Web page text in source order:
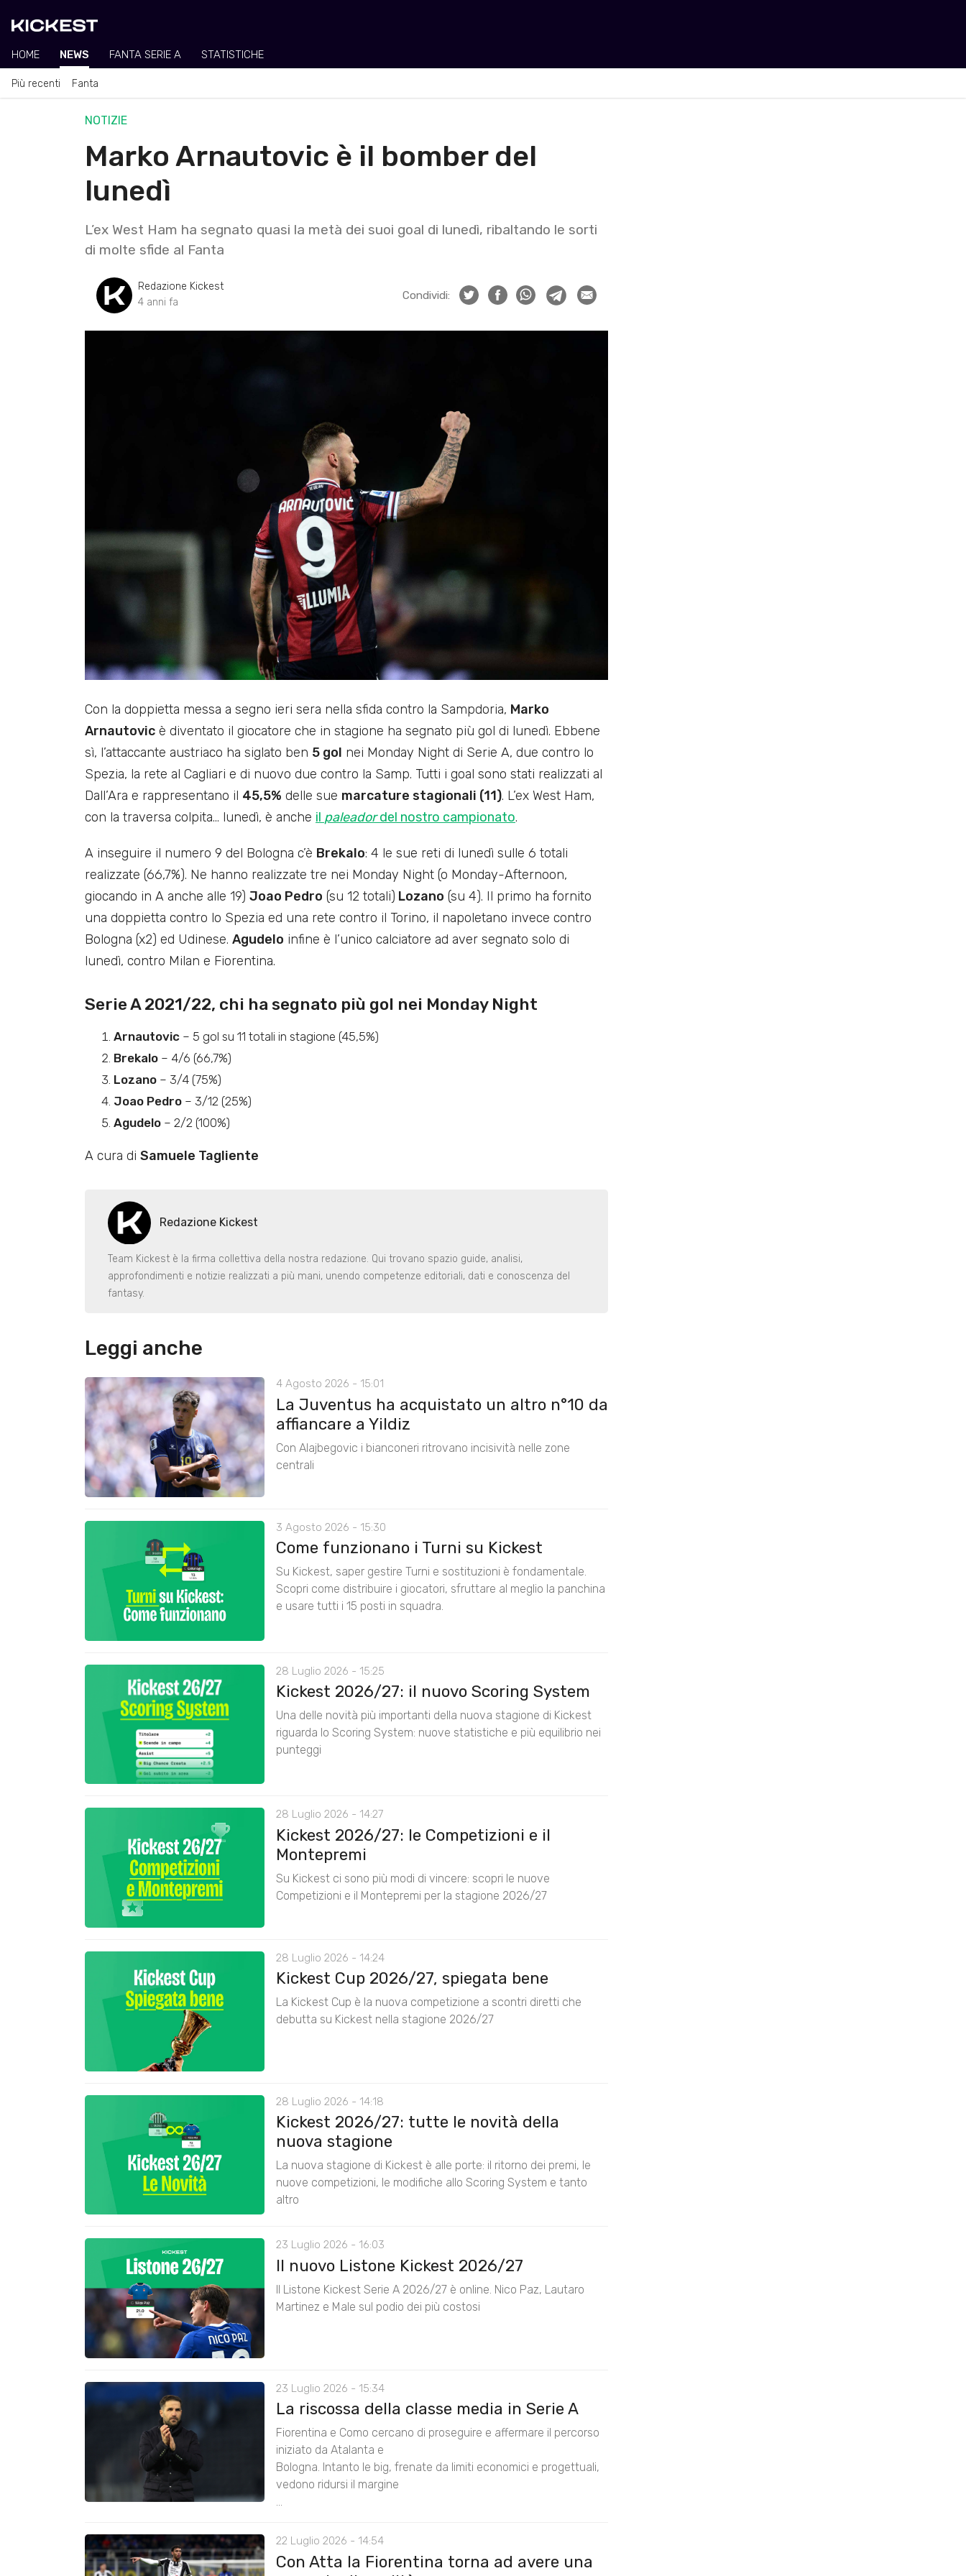
HOME NEWS FANTA SERIE A STATISTICHE
Più recenti Fanta
NOTIZIE
Marko Arnautovic è il bomber del
lunedì
L’ex West Ham ha segnato quasi la metà dei suoi goal di lunedì, ribaltando le sorti
di molte sfide al Fanta
Redazione Kickest
4 anni fa
Condividi:
Con la doppietta messa a segno ieri sera nella sfida contro la Sampdoria, Marko
Arnautovic è diventato il giocatore che in stagione ha segnato più gol di lunedì. Ebbene
sì, l’attaccante austriaco ha siglato ben 5 gol nei Monday Night di Serie A, due contro lo
Spezia, la rete al Cagliari e di nuovo due contro la Samp. Tutti i goal sono stati realizzati al
Dall’Ara e rappresentano il 45,5% delle sue marcature stagionali (11). L’ex West Ham,
con la traversa colpita… lunedì, è anche il paleadordel nostro campionato.
A inseguire il numero 9 del Bologna c’è Brekalo: 4 le sue reti di lunedì sulle 6 totali
realizzate (66,7%). Ne hanno realizzate tre nei Monday Night (o Monday-Afternoon,
giocando in A anche alle 19) Joao Pedro (su 12 totali) Lozano (su 4). Il primo ha fornito
una doppietta contro lo Spezia ed una rete contro il Torino, il napoletano invece contro
Bologna (x2) ed Udinese. Agudelo infine è l’unico calciatore ad aver segnato solo di
lunedì, contro Milan e Fiorentina.
Serie A 2021/22, chi ha segnato più gol nei Monday Night
Arnautovic – 5 gol su 11 totali in stagione (45,5%)
Brekalo – 4/6 (66,7%)
Lozano – 3/4 (75%)
Joao Pedro – 3/12 (25%)
Agudelo – 2/2 (100%)
A cura di Samuele Tagliente
Redazione Kickest
Team Kickest è la firma collettiva della nostra redazione. Qui trovano spazio guide, analisi,
approfondimenti e notizie realizzati a più mani, unendo competenze editoriali, dati e conoscenza del
fantasy.
Leggi anche
4 Agosto 2026 - 15:01
La Juventus ha acquistato un altro n°10 da
affiancare a Yildiz
Con Alajbegovic i bianconeri ritrovano incisività nelle zone
centrali
3 Agosto 2026 - 15:30
Come funzionano i Turni su Kickest
Su Kickest, saper gestire Turni e sostituzioni è fondamentale.
Scopri come distribuire i giocatori, sfruttare al meglio la panchina
e usare tutti i 15 posti in squadra.
28 Luglio 2026 - 15:25
Kickest 2026/27: il nuovo Scoring System
Una delle novità più importanti della nuova stagione di Kickest
riguarda lo Scoring System: nuove statistiche e più equilibrio nei
punteggi
28 Luglio 2026 - 14:27
Kickest 2026/27: le Competizioni e il
Montepremi
Su Kickest ci sono più modi di vincere: scopri le nuove
Competizioni e il Montepremi per la stagione 2026/27
28 Luglio 2026 - 14:24
Kickest Cup 2026/27, spiegata bene
La Kickest Cup è la nuova competizione a scontri diretti che
debutta su Kickest nella stagione 2026/27
28 Luglio 2026 - 14:18
Kickest 2026/27: tutte le novità della
nuova stagione
La nuova stagione di Kickest è alle porte: il ritorno dei premi, le
nuove competizioni, le modifiche allo Scoring System e tanto
altro
23 Luglio 2026 - 16:03
Il nuovo Listone Kickest 2026/27
Il Listone Kickest Serie A 2026/27 è online. Nico Paz, Lautaro
Martinez e Male sul podio dei più costosi
23 Luglio 2026 - 15:34
La riscossa della classe media in Serie A
Fiorentina e Como cercano di proseguire e affermare il percorso
iniziato da Atalanta e
Bologna. Intanto le big, frenate da limiti economici e progettuali,
vedono ridursi il margine
...
22 Luglio 2026 - 14:54
Con Atta la Fiorentina torna ad avere una